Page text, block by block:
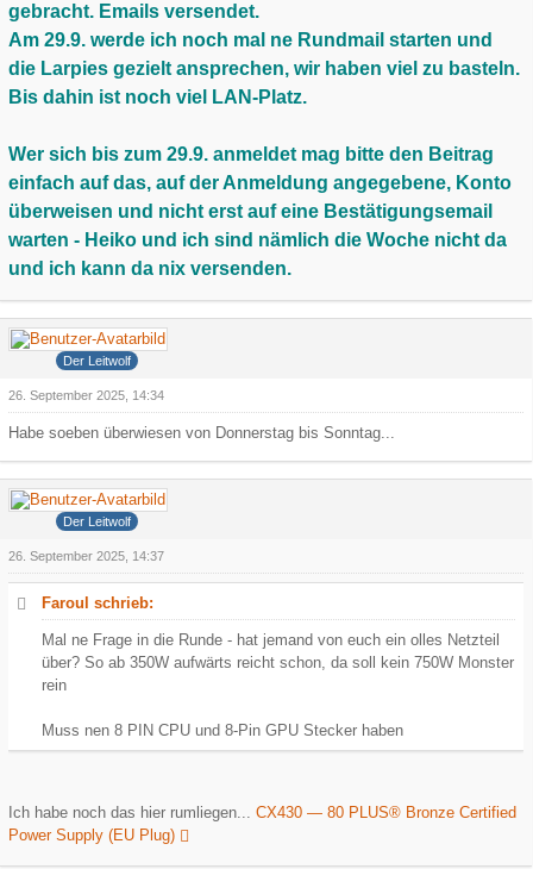
gebracht. Emails versendet.
Am 29.9. werde ich noch mal ne Rundmail starten und
die Larpies gezielt ansprechen, wir haben viel zu basteln.
Bis dahin ist noch viel LAN-Platz.
Wer sich bis zum 29.9. anmeldet mag bitte den Beitrag
einfach auf das, auf der Anmeldung angegebene, Konto
überweisen und nicht erst auf eine Bestätigungsemail
warten - Heiko und ich sind nämlich die Woche nicht da
und ich kann da nix versenden.
Grauer Wolf
Der Leitwolf
26. September 2025, 14:34
Habe soeben überwiesen von Donnerstag bis Sonntag...
Grauer Wolf
Der Leitwolf
26. September 2025, 14:37
Faroul schrieb:
Mal ne Frage in die Runde - hat jemand von euch ein olles Netzteil
über? So ab 350W aufwärts reicht schon, da soll kein 750W Monster
rein
Muss nen 8 PIN CPU und 8-Pin GPU Stecker haben
Ich habe noch das hier rumliegen... CX430 — 80 PLUS® Bronze Certified
Power Supply (EU Plug)